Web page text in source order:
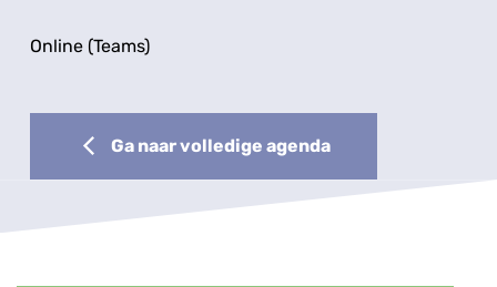
Online (Teams)
Ga naar volledige agenda